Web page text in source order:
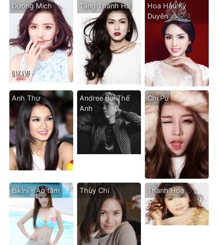
Dương Mịch Tăng Thanh Hà
Hoa Hậu Kỳ
Duyên
Anh Thư
Andree Bùi Thế
Anh
Chi Pu
Bikini - Áo tăm Thùy Chi Thanh Hoa